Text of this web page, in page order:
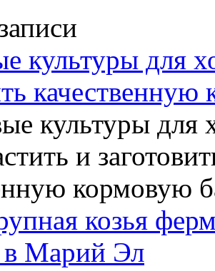
культуры для
козья
в Марий Эл